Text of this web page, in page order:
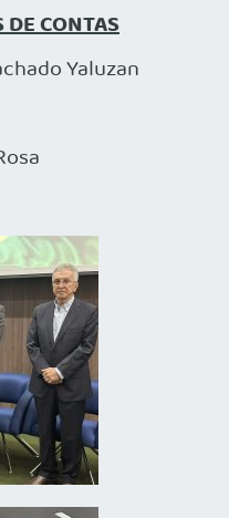
CONTAS
Yaluzan